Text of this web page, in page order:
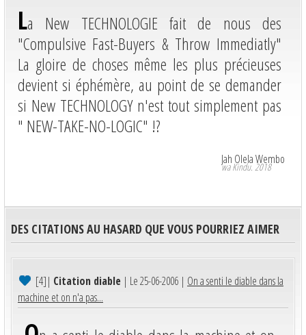
La New TECHNOLOGIE fait de nous des
"Compulsive Fast-Buyers & Throw Immediatly"
La gloire de choses même les plus précieuses
devient si éphémère, au point de se demander
si New TECHNOLOGY n'est tout simplement pas
" NEW-TAKE-NO-LOGIC" !?
Jah Olela Wembo
wa Kindu. 2018
DES CITATIONS AU HASARD QUE VOUS POURRIEZ AIMER
[4]| Citation diable | Le 25-06-2006 | On a senti le diable dans la
machine et on n'a pas...